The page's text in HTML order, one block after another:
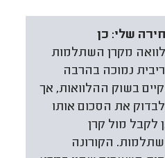
שלי: כן
מקרן השתלמות
נמוכה בהרבה
בשוק ההלוואות, אך
את הסכום אותו
לקבל מול קרן
הקורונה